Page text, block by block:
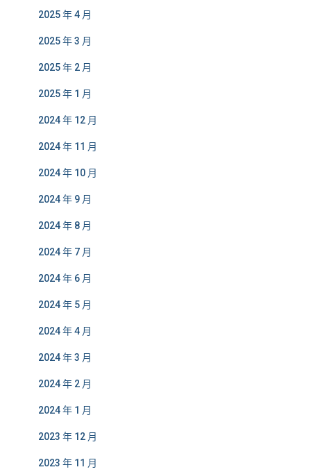
2025 年 4 月
2025 年 3 月
2025 年 2 月
2025 年 1 月
2024 年 12 月
2024 年 11 月
2024 年 10 月
2024 年 9 月
2024 年 8 月
2024 年 7 月
2024 年 6 月
2024 年 5 月
2024 年 4 月
2024 年 3 月
2024 年 2 月
2024 年 1 月
2023 年 12 月
2023 年 11 月